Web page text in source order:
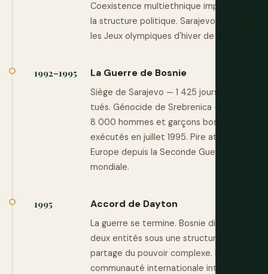
Coexistence multiethnique imposée par
la structure politique. Sarajevo accueille
les Jeux olympiques d'hiver de 1984.
1992–1995 La Guerre de Bosnie
Siège de Sarajevo — 1 425 jours, 13 000
tués. Génocide de Srebrenica — environ
8 000 hommes et garçons bosniaques
exécutés en juillet 1995. Pire atrocité en
Europe depuis la Seconde Guerre
mondiale.
1995 Accord de Dayton
La guerre se termine. Bosnie divisée en
deux entités sous une structure de
partage du pouvoir complexe. La
communauté internationale intervient